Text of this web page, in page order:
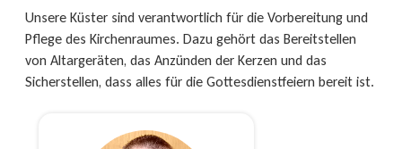
Unsere Küster sind verantwortlich für die Vorbereitung und
Pflege des Kirchenraumes. Dazu gehört das Bereitstellen
von Altargeräten, das Anzünden der Kerzen und das
Sicherstellen, dass alles für die Gottesdienstfeiern bereit ist.